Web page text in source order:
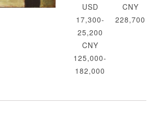
USD
17,300-
25,200
CNY
125,000-
182,000
CNY
228,700